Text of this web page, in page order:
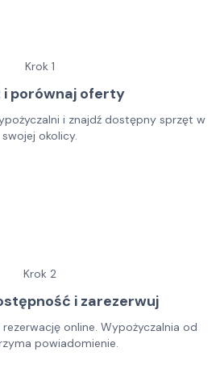
Krok 1
i porównaj oferty
i znajdź dostępny sprzęt w
swojej okolicy.
Krok 2
i zarezerwuj
online. Wypożyczalnia od
powiadomienie.